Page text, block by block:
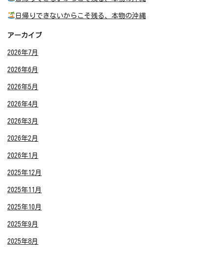
日帰りできないからこそ残る、本物の沖縄
アーカイブ
2026年7月
2026年6月
2026年5月
2026年4月
2026年3月
2026年2月
2026年1月
2025年12月
2025年11月
2025年10月
2025年9月
2025年8月